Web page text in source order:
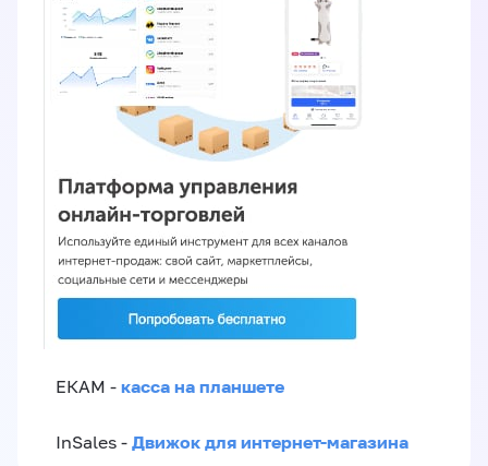
ЕКАМ - касса на планшете
InSales - Движок для интернет-магазина